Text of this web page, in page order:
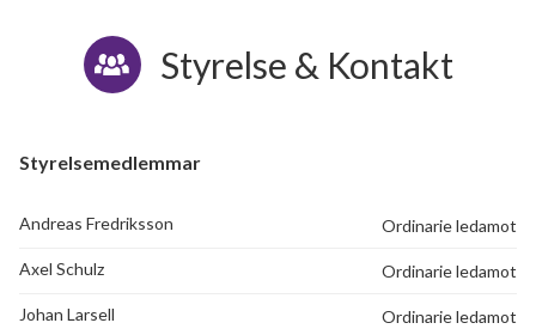
Styrelse & Kontakt
Styrelsemedlemmar
Andreas Fredriksson Ordinarie ledamot
Axel Schulz Ordinarie ledamot
Johan Larsell Ordinarie ledamot